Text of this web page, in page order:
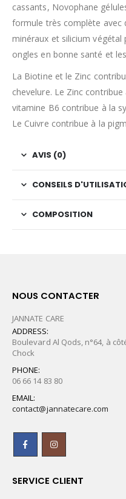
cassants, Novophane
formule très complète avec
minéraux et silicium végétal
ongles en bonne santé et
La Biotine et le Zinc
chevelure. Le Zinc
vitamine B6 contribue à la
Le Cuivre contribue à la
AVIS (0)
CONSEILS
COMPOSITION
NOUS CONTACTER
JANNATE CARE
ADDRESS:
Boulevard Al Qods, n°64, à
Chock
PHONE:
06 66 14 83 80
EMAIL:
contact@jannatecare.com
SERVICE CLIENT